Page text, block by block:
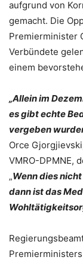
aufgrund von
gemacht. Die
Premierminister
Verbündete
einem
„Allein im
es gibt echte
vergeben
Orce
VMRO-DPMNE,
„Wenn dies
dann ist das